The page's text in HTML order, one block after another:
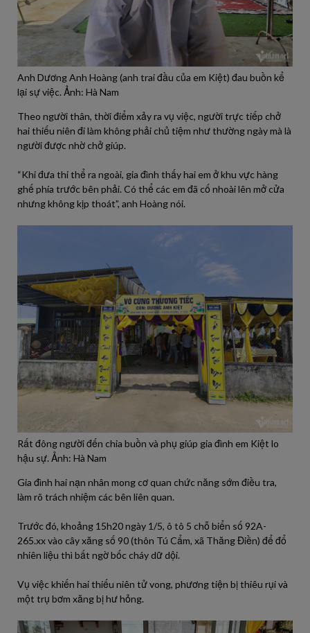
Anh Dương Anh Hoàng (anh trai đầu của em Kiệt) đau buồn kể
lại sự việc. Ảnh: Hà Nam
Theo người thân, thời điểm xảy ra vụ việc, người trực tiếp chở
hai thiếu niên đi làm không phải chủ tiệm như thường ngày mà là
người được nhờ chở giúp.
“Khi đưa thi thể ra ngoài, gia đình thấy hai em ở khu vực hàng
ghế phía trước bên phải. Có thể các em đã cố nhoài lên mở cửa
nhưng không kịp thoát”, anh Hoàng nói.
Rất đông người đến chia buồn và phụ giúp gia đình em Kiệt lo
hậu sự. Ảnh: Hà Nam
Gia đình hai nạn nhân mong cơ quan chức năng sớm điều tra,
làm rõ trách nhiệm các bên liên quan.
Trước đó, khoảng 15h20 ngày 1/5, ô tô 5 chỗ biển số 92A-
265.xx vào cây xăng số 90 (thôn Tú Cẩm, xã Thăng Điền) để đổ
nhiên liệu thì bất ngờ bốc cháy dữ dội.
Vụ việc khiến hai thiếu niên tử vong, phương tiện bị thiêu rụi và
một trụ bơm xăng bị hư hỏng.